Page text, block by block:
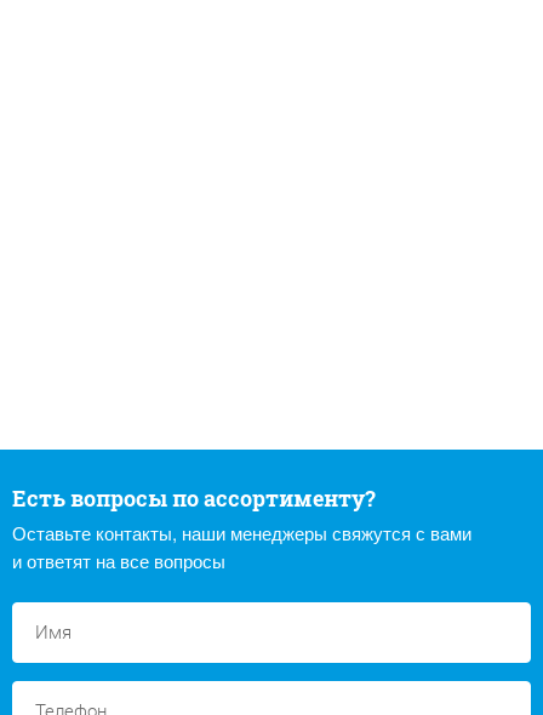
Есть вопросы по ассортименту?
Оставьте контакты, наши менеджеры свяжутся с вами
и ответят на все вопросы